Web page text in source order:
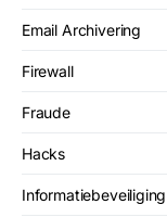
Email Archivering
Firewall
Fraude
Hacks
Informatiebeveiliging